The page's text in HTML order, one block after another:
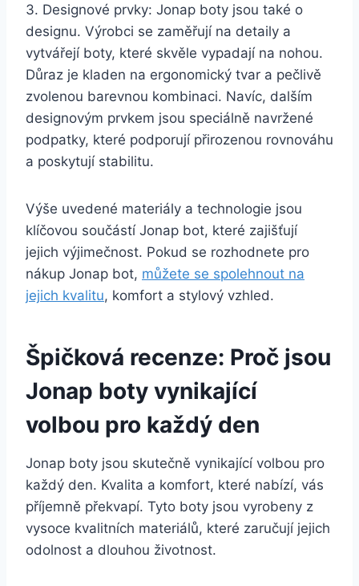
3. Designové prvky: Jonap boty jsou také o
⁣designu. Výrobci⁣ se zaměřují ​na detaily a‍
vytvářejí ​boty, které skvěle vypadají na ⁢nohou.
Důraz je ‌kladen na ergonomický tvar a pečlivě
zvolenou barevnou​ kombinaci. Navíc, dalším
designovým ⁣prvkem⁢ jsou speciálně navržené
podpatky,‍ které podporují přirozenou rovnováhu
a poskytují stabilitu.
Výše uvedené materiály a technologie​ jsou
klíčovou ⁢součástí Jonap bot, které​ zajišťují⁤
jejich výjimečnost. Pokud se​ rozhodnete pro
nákup Jonap bot, můžete se ⁤spolehnout na
jejich⁤ kvalitu,‍ komfort a stylový⁤ vzhled.
Špičková recenze: Proč⁣ jsou
Jonap boty vynikající⁢
volbou ⁣pro⁤ každý den
Jonap boty jsou skutečně⁢ vynikající volbou pro
každý den. Kvalita a komfort, které nabízí, vás
příjemně překvapí.⁢ Tyto⁣ boty jsou vyrobeny ⁣z
vysoce‍ kvalitních materiálů,⁤ které zaručují‍ jejich
odolnost a dlouhou životnost.